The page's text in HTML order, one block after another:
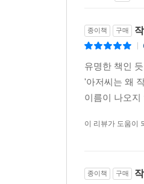
종이책 구매
유명한 책인
'아저씨는 왜
이름이 나오
이 리뷰가 도움이
종이책 구매